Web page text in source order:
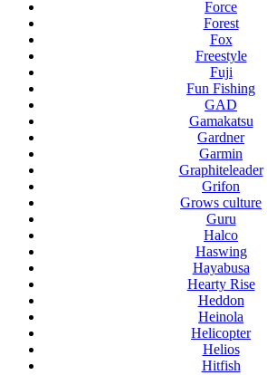
Force
Forest
Fox
Freestyle
Fuji
Fun Fishing
GAD
Gamakatsu
Gardner
Garmin
Graphiteleader
Grifon
Grows culture
Guru
Halco
Haswing
Hayabusa
Hearty Rise
Heddon
Heinola
Helicopter
Helios
Hitfish